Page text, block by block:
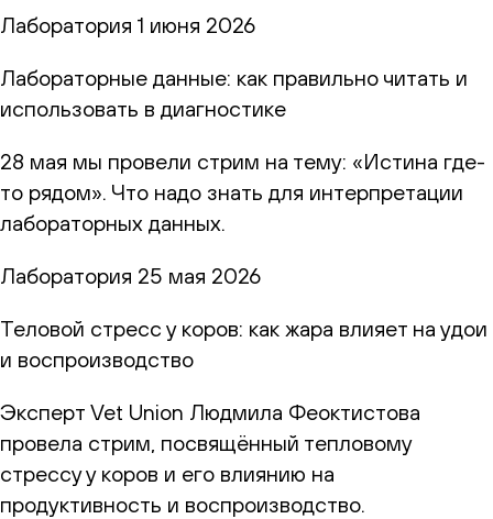
Лаборатория 1 июня 2026
Лабораторные данные: как правильно читать и
использовать в диагностике
28 мая мы провели стрим на тему: «Истина где-
то рядом». Что надо знать для интерпретации
лабораторных данных.
Лаборатория 25 мая 2026
Теловой стресс у коров: как жара влияет на удои
и воспроизводство
Эксперт Vet Union Людмила Феоктистова
провела стрим, посвящённый тепловому
стрессу у коров и его влиянию на
продуктивность и воспроизводство.